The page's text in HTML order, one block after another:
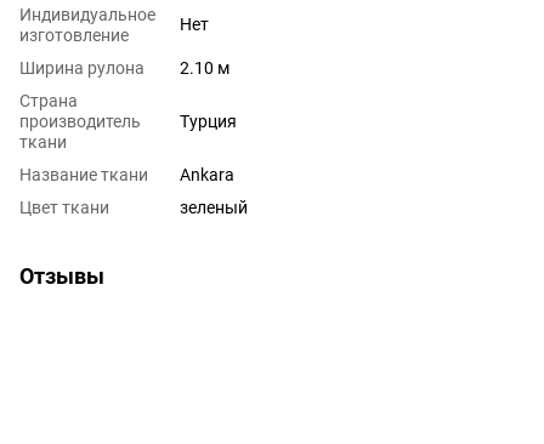
Индивидуальное
изготовление
Нет
Ширина рулона
2.10 м
Страна
производитель
ткани
Турция
Название ткани
Ankara
Цвет ткани
зеленый
Отзывы